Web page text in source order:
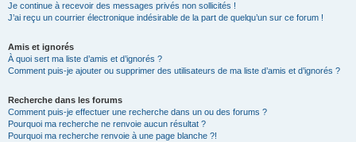
Je continue à recevoir des messages privés non sollicités !
J’ai reçu un courrier électronique indésirable de la part de quelqu’un sur ce forum !
Amis et ignorés
À quoi sert ma liste d’amis et d’ignorés ?
Comment puis-je ajouter ou supprimer des utilisateurs de ma liste d’amis et d’ignorés ?
Recherche dans les forums
Comment puis-je effectuer une recherche dans un ou des forums ?
Pourquoi ma recherche ne renvoie aucun résultat ?
Pourquoi ma recherche renvoie à une page blanche ?!